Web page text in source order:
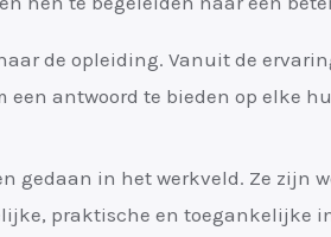
de opleiding. Vanuit de
antwoord te bieden op elke
gedaan in het werkveld. Ze zijn
praktische en toegankelijke